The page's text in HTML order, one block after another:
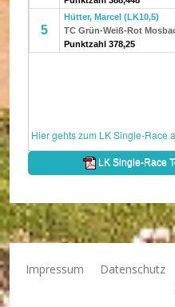
Impressum Datenschutz